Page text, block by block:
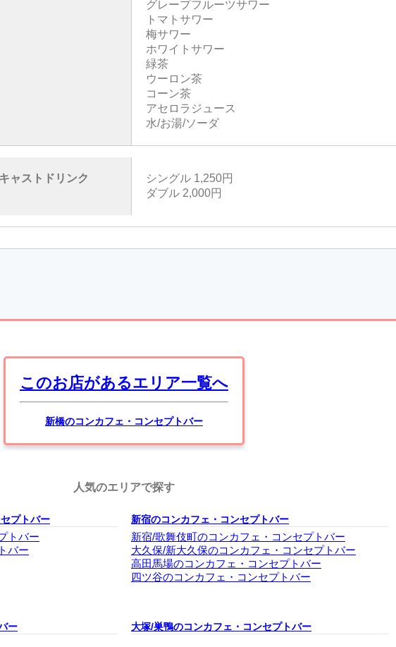
グレープフルーツサワー
トマトサワー
梅サワー
ホワイトサワー
緑茶
ウーロン茶
コーン茶
アセロラジュース
水/お湯/ソーダ
キャストドリンク
シングル 1,250円
ダブル 2,000円
このお店があるエリア一覧へ
新橋のコンカフェ・コンセプトバー
人気のエリアで探す
プトバー
トバー
バー
新宿のコンカフェ・コンセプトバー
新宿/歌舞伎町のコンカフェ・コンセプトバー
大久保/新大久保のコンカフェ・コンセプトバー
高田馬場のコンカフェ・コンセプトバー
四ツ谷のコンカフェ・コンセプトバー
ー 大塚/巣鴨のコンカフェ・コンセプトバー